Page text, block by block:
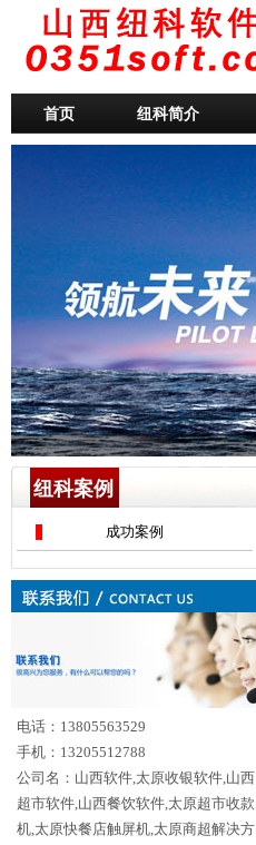
首页 纽科简介
纽科案例
成功案例
电话：13805563529
手机：13205512788
公司名：山西软件,太原收银软件,山西
超市软件,山西餐饮软件,太原超市收款
机,太原快餐店触屏机,太原商超解决方